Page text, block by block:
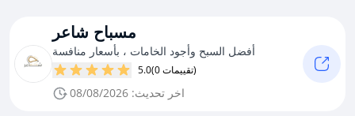
مسباح شاعر
أفضل السبح وأجود الخامات ، بأسعار منافسة
5.0 (0 تقييمات)
اخر تحديث: 08/08/2026